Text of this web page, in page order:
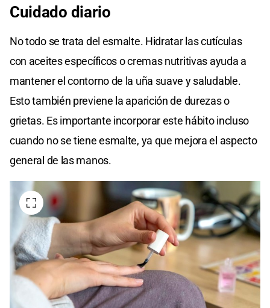
Cuidado diario
No todo se trata del esmalte. Hidratar las cutículas
con aceites específicos o cremas nutritivas ayuda a
mantener el contorno de la uña suave y saludable.
Esto también previene la aparición de durezas o
grietas. Es importante incorporar este hábito incluso
cuando no se tiene esmalte, ya que mejora el aspecto
general de las manos.